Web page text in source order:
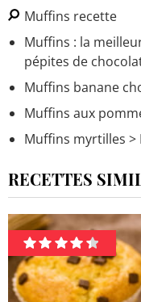
Muffins recette
Muffins : la
pépites de
Muffins banane
Muffins aux
Muffins myrtilles >
RECETTES